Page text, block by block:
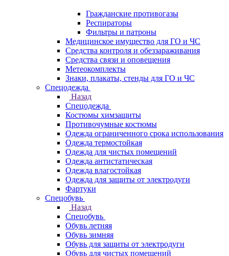
Гражданские противогазы
Респираторы
Фильтры и патроны
Медицинское имущество для ГО и ЧС
Средства контроля и обеззараживания
Средства связи и оповещения
Метеокомплекты
Знаки, плакаты, стенды для ГО и ЧС
Спецодежда
Назад
Спецодежда
Костюмы химзащиты
Противочумные костюмы
Одежда ограниченного срока использования
Одежда термостойкая
Одежда для чистых помещений
Одежда антистатическая
Одежда влагостойкая
Одежда для защиты от электродуги
Фартуки
Спецобувь
Назад
Спецобувь
Обувь летняя
Обувь зимняя
Обувь для защиты от электродуги
Обувь для чистых помещений